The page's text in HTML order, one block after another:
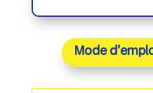
Mode